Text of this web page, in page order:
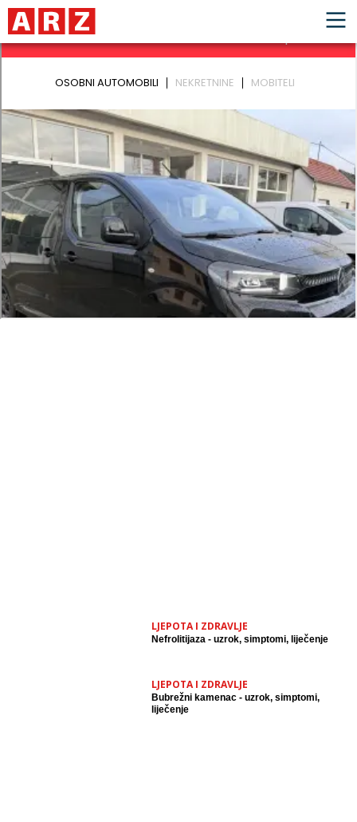
LJEPOTA I ZDRAVLJE
Nefrolitijaza - uzrok, simptomi, liječenje
LJEPOTA I ZDRAVLJE
Bubrežni kamenac - uzrok, simptomi,
liječenje